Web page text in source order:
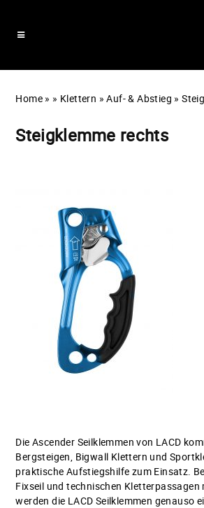
Home » » Klettern »Auf- & Abstieg »
Steigklemme rechts
Die Ascender Seilklemmen von LACD
Bergsteigen, Bigwall Klettern und
praktische Aufstiegshilfe zum Einsatz.
Fixseil und technischen
werden die LACD Seilklemmen genauso